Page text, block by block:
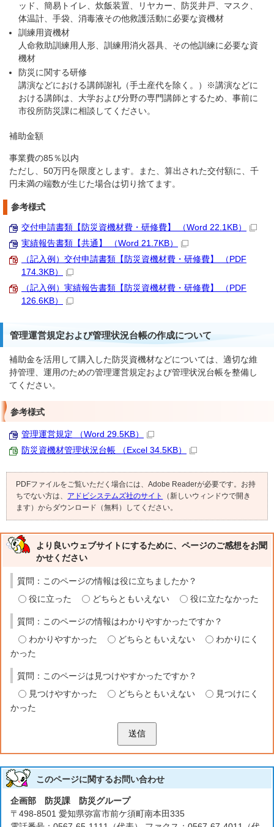
ッド、簡易トイレ、炊飯装置、リヤカー、防災井戸、マスク、
体温計、手袋、消毒液その他救護活動に必要な資機材
訓練用資機材
人命救助訓練用人形、訓練用消火器具、その他訓練に必要な資
機材
防災に関する研修
講演などにおける講師謝礼（手土産代を除く。）※講演などに
おける講師は、大学および分野の専門講師とするため、事前に
市役所防災課に相談してください。
補助金額
事業費の85％以内
ただし、50万円を限度とします。また、算出された交付額に、千
円未満の端数が生じた場合は切り捨てます。
参考様式
交付申請書類【防災資機材費・研修費】 （Word 22.1KB）
実績報告書類【共通】 （Word 21.7KB）
（記入例）交付申請書類【防災資機材費・研修費】 （PDF
174.3KB）
（記入例）実績報告書類【防災資機材費・研修費】 （PDF
126.6KB）
管理運営規定および管理状況台帳の作成について
補助金を活用して購入した防災資機材などについては、適切な維
持管理、運用のための管理運営規定および管理状況台帳を整備し
てください。
参考様式
管理運営規定 （Word 29.5KB）
防災資機材管理状況台帳 （Excel 34.5KB）
PDFファイルをご覧いただく場合には、Adobe Readerが必要です。お持
ちでない方は、 アドビシステムズ社のサイト
（新しいウィンドウで開き
ます）からダウンロード（無料）してください。
より良いウェブサイトにするために、ページのご感想をお聞
かせください
質問：このページの情報は役に立ちましたか？
役に立った
どちらともいえない 役に立たなかった
質問：このページの情報はわかりやすかったですか？
わかりやすかった
どちらともいえない
わかりにく
かった
質問：このページは見つけやすかったですか？
見つけやすかった
どちらともいえない
見つけにく
かった
送信
このページに関するお問い合わせ
企画部 防災課 防災グループ
〒498-8501 愛知県弥富市前ケ須町南本田335